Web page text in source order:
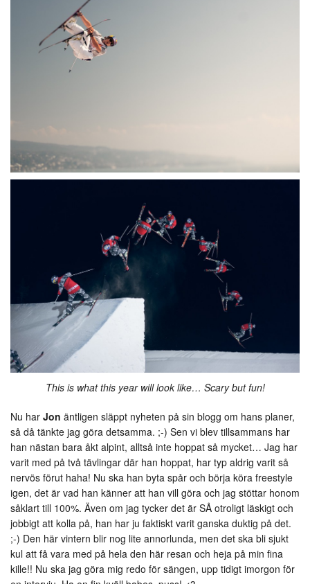
This is what this year will look like… Scary but fun!
Nu har Jon äntligen släppt nyheten på sin blogg om hans planer,
så då tänkte jag göra detsamma. ;-) Sen vi blev tillsammans har
han nästan bara åkt alpint, alltså inte hoppat så mycket… Jag har
varit med på två tävlingar där han hoppat, har typ aldrig varit så
nervös förut haha! Nu ska han byta spår och börja köra freestyle
igen, det är vad han känner att han vill göra och jag stöttar honom
såklart till 100%. Även om jag tycker det är SÅ otroligt läskigt och
jobbigt att kolla på, han har ju faktiskt varit ganska duktig på det.
;-) Den här vintern blir nog lite annorlunda, men det ska bli sjukt
kul att få vara med på hela den här resan och heja på min fina
kille!! Nu ska jag göra mig redo för sängen, upp tidigt imorgon för